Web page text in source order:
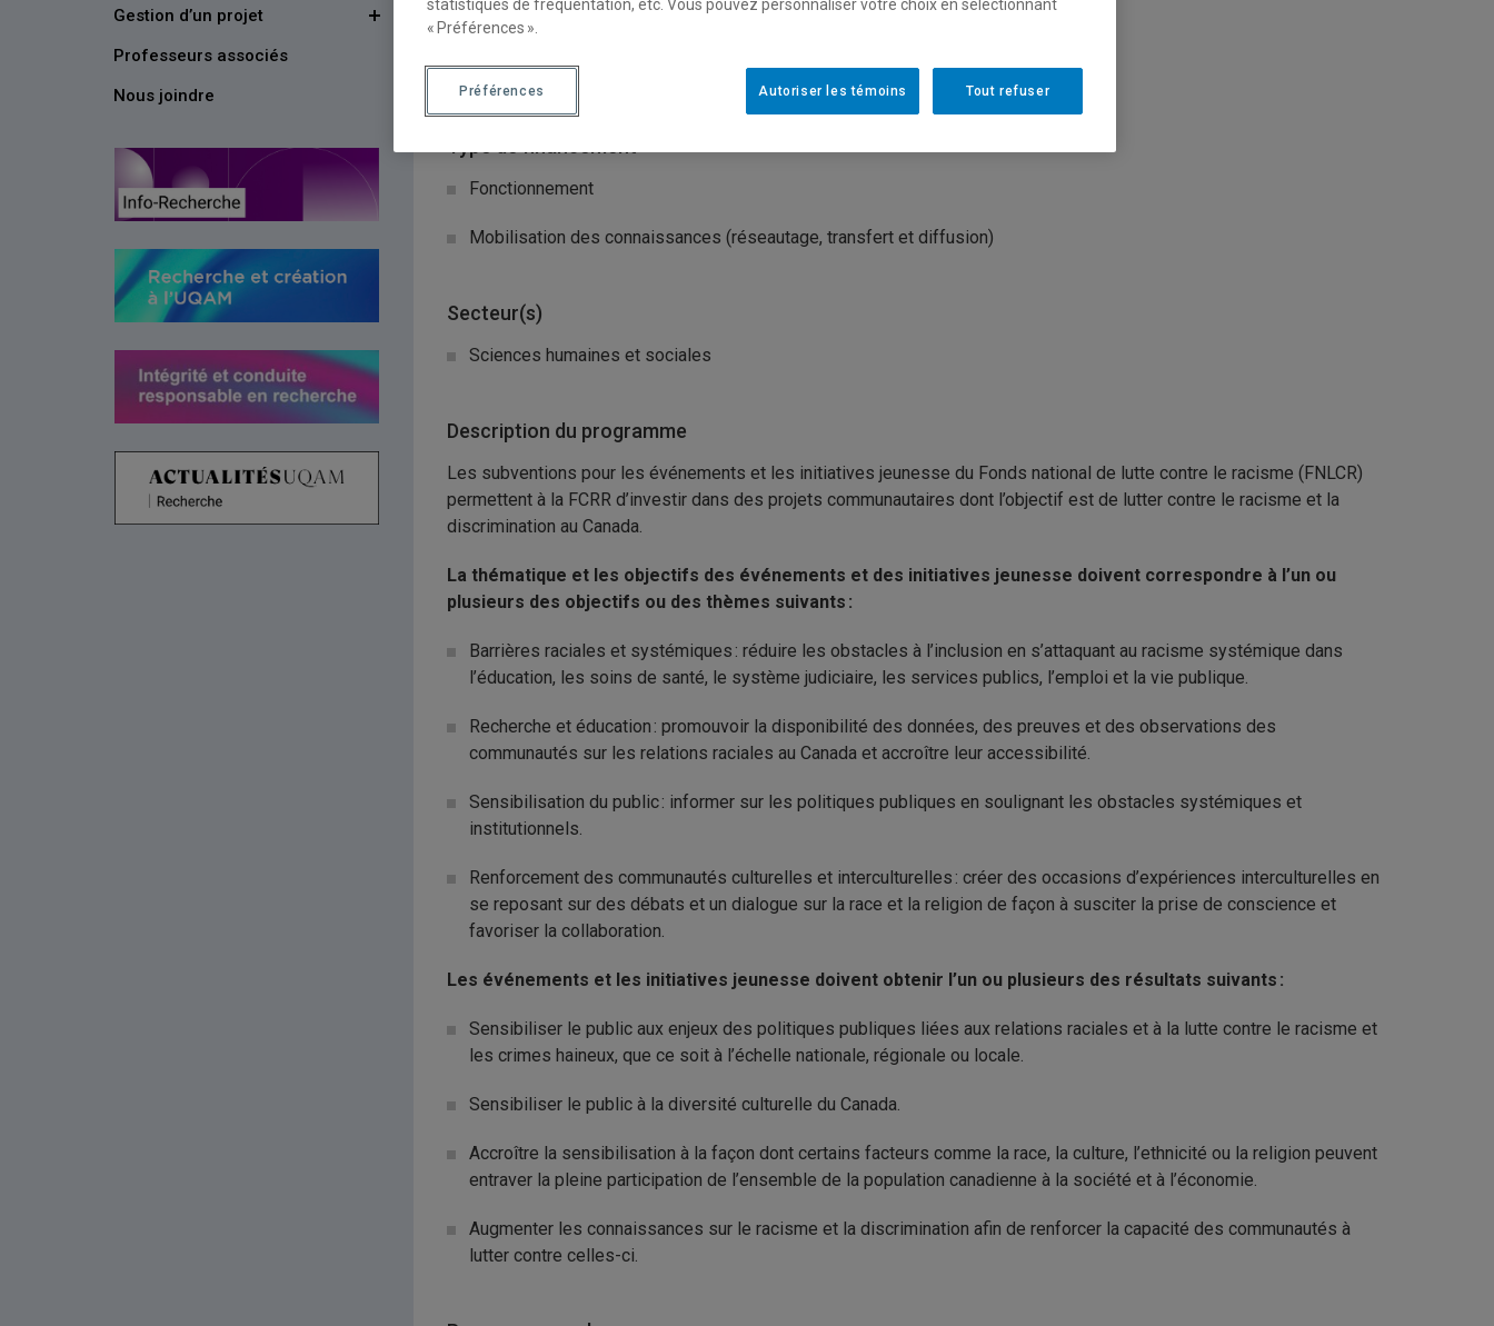
Gestion d’un projet
Professeurs associés
Nous joindre
Organisme(s) porteur(s)
Fondation canadienne des relations raciales (FCRR)
Fonctionnement
Mobilisation des connaissances (réseautage, transfert et diffusion)
Secteur(s)
Sciences humaines et sociales
Description du programme
Les subventions pour les événements et les initiatives jeunesse du Fonds national de lutte contre le racisme (FNLCR)
permettent à la FCRR d’investir dans des projets communautaires dont l’objectif est de lutter contre le racisme et la
discrimination au Canada.
La thématique et les objectifs des événements et des initiatives jeunesse doivent correspondre à l’un ou
plusieurs des objectifs ou des thèmes suivants :
Barrières raciales et systémiques : réduire les obstacles à l’inclusion en s’attaquant au racisme systémique dans
l’éducation, les soins de santé, le système judiciaire, les services publics, l’emploi et la vie publique.
Recherche et éducation : promouvoir la disponibilité des données, des preuves et des observations des
communautés sur les relations raciales au Canada et accroître leur accessibilité.
Sensibilisation du public : informer sur les politiques publiques en soulignant les obstacles systémiques et
institutionnels.
Renforcement des communautés culturelles et interculturelles : créer des occasions d’expériences interculturelles en
se reposant sur des débats et un dialogue sur la race et la religion de façon à susciter la prise de conscience et
favoriser la collaboration.
Les événements et les initiatives jeunesse doivent obtenir l’un ou plusieurs des résultats suivants :
Sensibiliser le public aux enjeux des politiques publiques liées aux relations raciales et à la lutte contre le racisme et
les crimes haineux, que ce soit à l’échelle nationale, régionale ou locale.
Sensibiliser le public à la diversité culturelle du Canada.
Accroître la sensibilisation à la façon dont certains facteurs comme la race, la culture, l’ethnicité ou la religion peuvent
entraver la pleine participation de l’ensemble de la population canadienne à la société et à l’économie.
Augmenter les connaissances sur le racisme et la discrimination afin de renforcer la capacité des communautés à
lutter contre celles-ci.
statistiques de fréquentation, etc. Vous pouvez personnaliser votre choix en sélectionnant
« Préférences ».
Tout refuser
Autoriser les témoins
Préférences